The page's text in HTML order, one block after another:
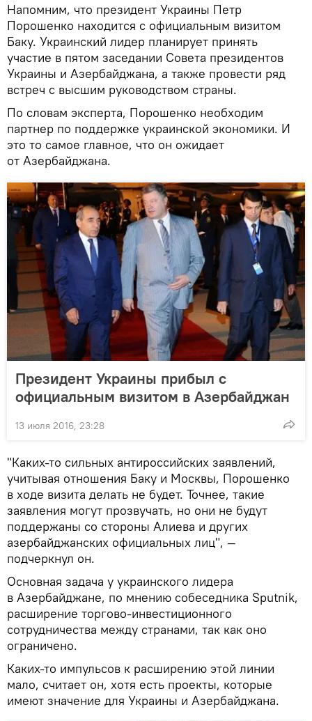
Напомним, что президент Украины Петр
Порошенко находится с официальным визитом
Баку. Украинский лидер планирует принять
участие в пятом заседании Совета президентов
Украины и Азербайджана, а также провести ряд
встреч с высшим руководством страны.
По словам эксперта, Порошенко необходим
партнер по поддержке украинской экономики. И
это то самое главное, что он ожидает
от Азербайджана.
Президент Украины прибыл с
официальным визитом в Азербайджан
13 июля 2016, 23:28
"Каких-то сильных антироссийских заявлений,
учитывая отношения Баку и Москвы, Порошенко
в ходе визита делать не будет. Точнее, такие
заявления могут прозвучать, но они не будут
поддержаны со стороны Алиева и других
азербайджанских официальных лиц", —
подчеркнул он.
Основная задача у украинского лидера
в Азербайджане, по мнению собеседника Sputnik,
расширение торгово-инвестиционного
сотрудничества между странами, так как оно
ограничено.
Каких-то импульсов к расширению этой линии
мало, считает он, хотя есть проекты, которые
имеют значение для Украины и Азербайджана.